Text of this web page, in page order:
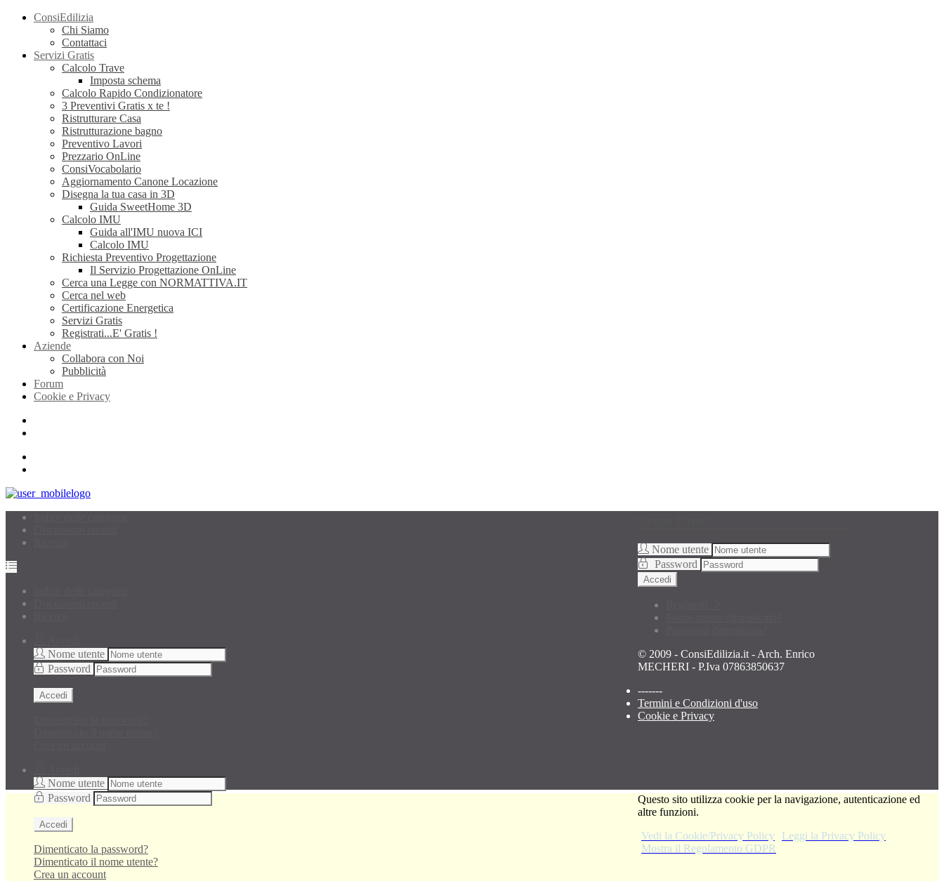
ConsiEdilizia
Chi Siamo
Contattaci
Servizi Gratis
Calcolo Trave
Imposta schema
Calcolo Rapido Condizionatore
3 Preventivi Gratis x te !
Ristrutturare Casa
Ristrutturazione bagno
Preventivo Lavori
Prezzario OnLine
ConsiVocabolario
Aggiornamento Canone Locazione
Disegna la tua casa in 3D
Guida SweetHome 3D
Calcolo IMU
Guida all'IMU nuova ICI
Calcolo IMU
Richiesta Preventivo Progettazione
Il Servizio Progettazione OnLine
Cerca una Legge con NORMATTIVA.IT
Cerca nel web
Certificazione Energetica
Servizi Gratis
Registrati...E' Gratis !
Aziende
Collabora con Noi
Pubblicità
Forum
Cookie e Privacy
Nome utente
Password
Accedi
Nome utente
Password
Accedi
Nome utente
Password
Accedi
Dimenticato la password?
Dimenticato il nome utente?
Crea un account
© 2009 - ConsiEdilizia.it - Arch. Enrico
MECHERI - P.Iva 07863850637
-------
Termini e Condizioni d'uso
Cookie e Privacy
Questo sito utilizza cookie per la navigazione, autenticazione ed
altre funzioni.
Vedi la Cookie/Privacy Policy
Leggi la Privacy Policy
Mostra il Regolamento GDPR